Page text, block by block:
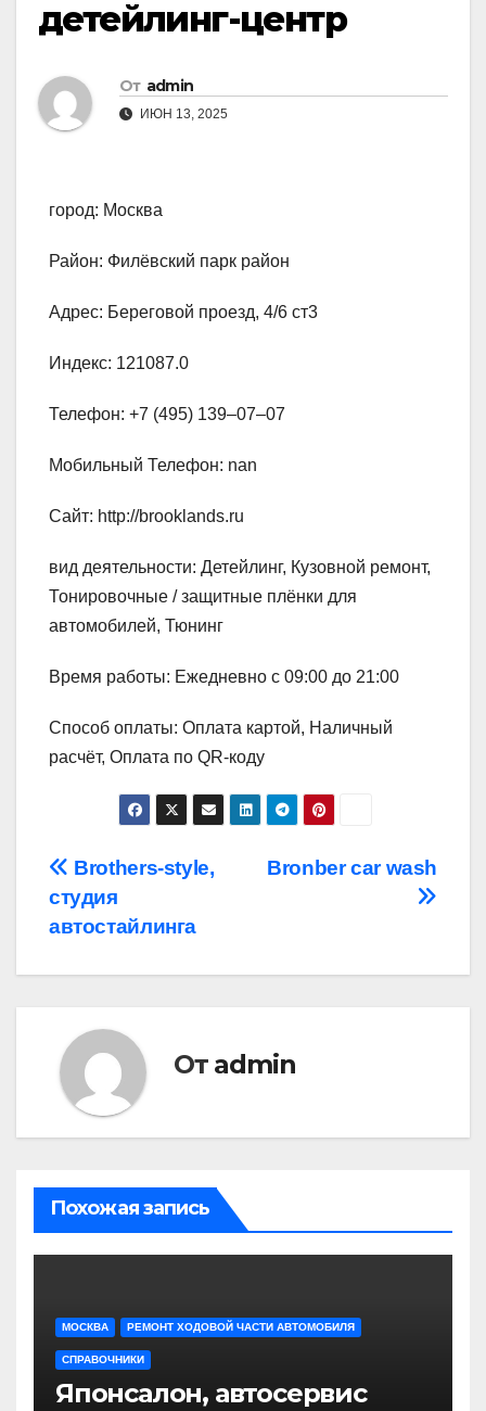
детейлинг-центр
От admin
ИЮН 13, 2025
город: Москва
Район: Филёвский парк район
Адрес: Береговой проезд, 4/6 ст3
Индекс: 121087.0
Телефон: +7 (495) 139‒07‒07
Мобильный Телефон: nan
Сайт: http://brooklands.ru
вид деятельности: Детейлинг, Кузовной ремонт,
Тонировочные / защитные плёнки для
автомобилей, Тюнинг
Время работы: Ежедневно с 09:00 до 21:00
Способ оплаты: Оплата картой, Наличный
расчёт, Оплата по QR-коду
Навигация
по
записям
Bronber car wash
Brothers-style,
студия
автостайлинга
От admin
Похожая запись
МОСКВА РЕМОНТ ХОДОВОЙ ЧАСТИ АВТОМОБИЛЯ
СПРАВОЧНИКИ
Японсалон, автосервис